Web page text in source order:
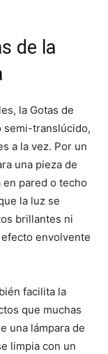
de la
la Gotas de
semi-translúcido,
a la vez. Por un
una pieza de
pared o techo
la luz se
brillantes ni
envolvente
facilita la
que muchas
una lámpara de
limpia con un